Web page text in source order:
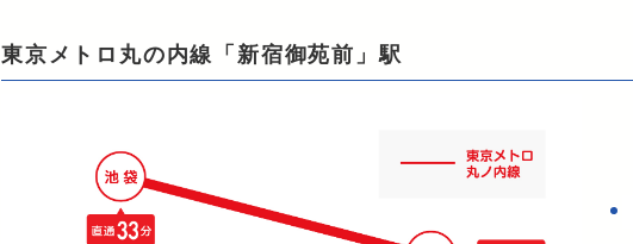
東京メトロ丸の内線「新宿御苑前」駅